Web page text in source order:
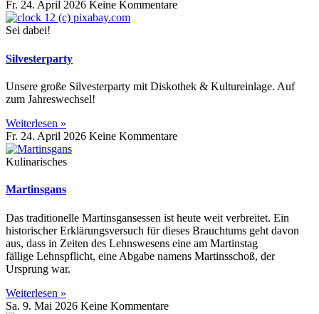
Fr. 24. April 2026 Keine Kommentare
Sei dabei!
Silvesterparty
Unsere große Silvesterparty mit Diskothek & Kultureinlage. Auf
zum Jahreswechsel!
Weiterlesen »
Fr. 24. April 2026 Keine Kommentare
Kulinarisches
Martinsgans
Das traditionelle Martinsgansessen ist heute weit verbreitet. Ein
historischer Erklärungsversuch für dieses Brauchtums geht davon
aus, dass in Zeiten des Lehnswesens eine am Martinstag
fällige Lehnspflicht, eine Abgabe namens Martinsschoß, der
Ursprung war.
Weiterlesen »
Sa. 9. Mai 2026 Keine Kommentare